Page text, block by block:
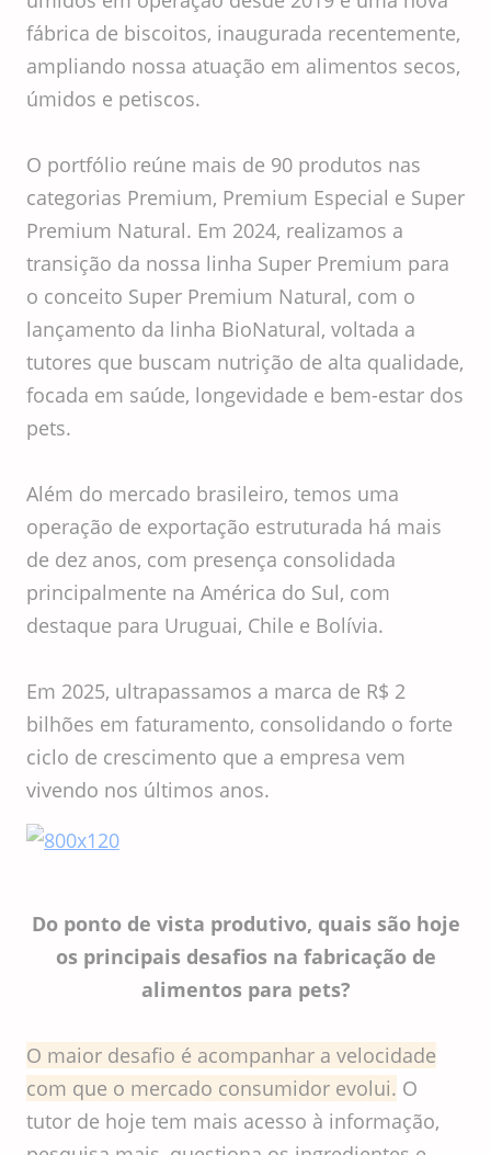
fábrica de biscoitos, inaugurada recentemente,
ampliando nossa atuação em alimentos secos,
úmidos e petiscos.
O portfólio reúne mais de 90 produtos nas
categorias Premium, Premium Especial e Super
Premium Natural. Em 2024, realizamos a
transição da nossa linha Super Premium para
o conceito Super Premium Natural, com o
lançamento da linha BioNatural, voltada a
tutores que buscam nutrição de alta qualidade,
focada em saúde, longevidade e bem-estar dos
pets.
Além do mercado brasileiro, temos uma
operação de exportação estruturada há mais
de dez anos, com presença consolidada
principalmente na América do Sul, com
destaque para Uruguai, Chile e Bolívia.
Em 2025, ultrapassamos a marca de R$ 2
bilhões em faturamento, consolidando o forte
ciclo de crescimento que a empresa vem
vivendo nos últimos anos.
Do ponto de vista produtivo, quais são hoje
os principais desafios na fabricação de
alimentos para pets?
O maior desafio é acompanhar a velocidade
com que o mercado consumidor evolui. O
tutor de hoje tem mais acesso à informação,